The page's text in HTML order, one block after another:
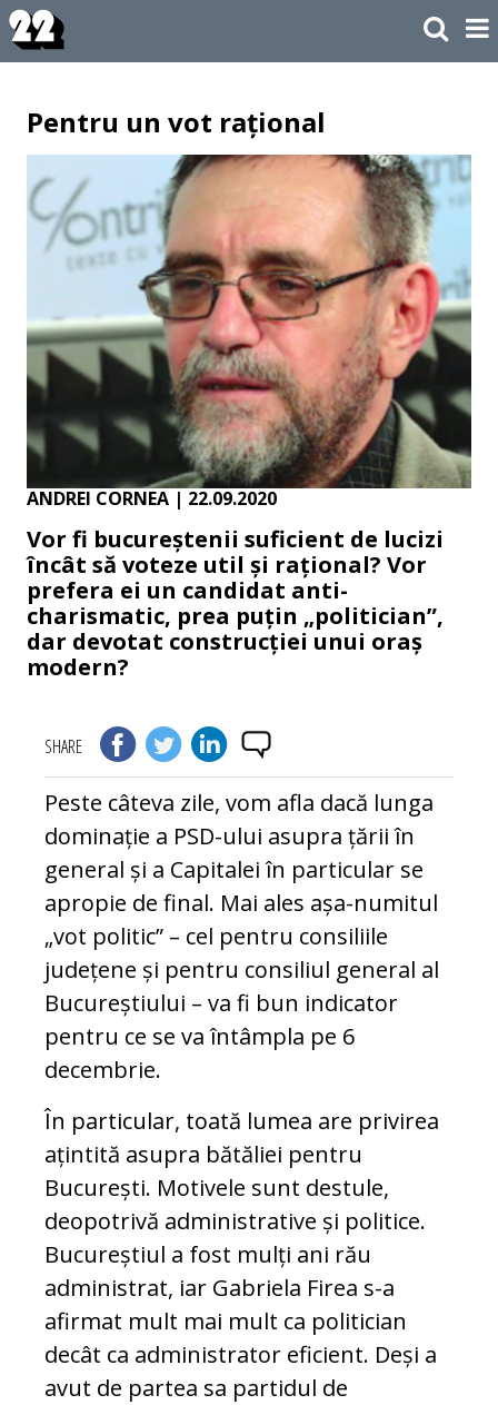
Pentru un vot rațional
ANDREI CORNEA | 22.09.2020
Vor fi bucureștenii suficient de lucizi
încât să voteze util și rațional? Vor
prefera ei un candidat anti-
charismatic, prea puțin „politician”,
dar devotat construcției unui oraș
modern?
SHARE
Peste câteva zile, vom afla dacă lunga
dominație a PSD-ului asupra țării în
general și a Capitalei în particular se
apropie de final. Mai ales așa-numitul
„vot politic” – cel pentru consiliile
județene și pentru consiliul general al
Bucureștiului – va fi bun indicator
pentru ce se va întâmpla pe 6
decembrie.
În particular, toată lumea are privirea
ațintită asupra bătăliei pentru
București. Motivele sunt destule,
deopotrivă administrative și politice.
Bucureștiul a fost mulți ani rău
administrat, iar Gabriela Firea s-a
afirmat mult mai mult ca politician
decât ca administrator eficient. Deși a
avut de partea sa partidul de